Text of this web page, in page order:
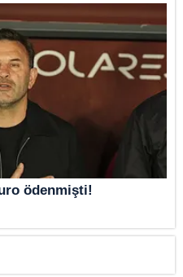
ödenmişti!